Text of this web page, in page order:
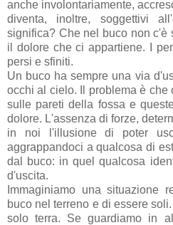
anche involontariamente,
diventa, inoltre, soggettivi
significa? Che nel buco non c'è
il dolore che ci appartiene. I
persi e sfiniti.
Un buco ha sempre una via
occhi al cielo. Il problema è
sulle pareti della fossa e
dolore. L'assenza di forze,
in noi l'illusione di poter
aggrappandoci a qualcosa di
dal buco: in quel qualcosa
d'uscita.
Immaginiamo una situazione
buco nel terreno e di essere
solo terra. Se guardiamo in